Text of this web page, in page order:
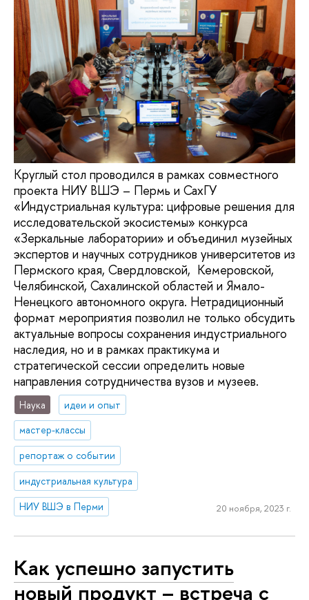
Круглый стол проводился в рамках совместного
проекта НИУ ВШЭ – Пермь и СахГУ
«Индустриальная культура: цифровые решения для
исследовательской экосистемы» конкурса
«Зеркальные лаборатории» и объединил музейных
экспертов и научных сотрудников университетов из
Пермского края, Свердловской, Кемеровской,
Челябинской, Сахалинской областей и Ямало-
Ненецкого автономного округа. Нетрадиционный
формат мероприятия позволил не только обсудить
актуальные вопросы сохранения индустриального
наследия, но и в рамках практикума и
стратегической сессии определить новые
направления сотрудничества вузов и музеев.
Наука
идеи и опыт
мастер-классы
репортаж о событии
индустриальная культура
НИУ ВШЭ в Перми
20 ноября, 2023 г.
Как успешно запустить
новый продукт – встреча с